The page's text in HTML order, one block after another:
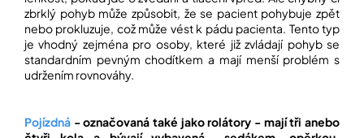
zbrklý pohyb může způsobit, že se pacient pohybuje zpět
nebo prokluzuje, což může vést k pádu pacienta. Tento typ
je vhodný zejména pro osoby, které již zvládají pohyb se
standardním pevným chodítkem a mají menší problém s
udržením rovnováhy.
Pojízdná - označovaná také jako rolátory - mají tři anebo